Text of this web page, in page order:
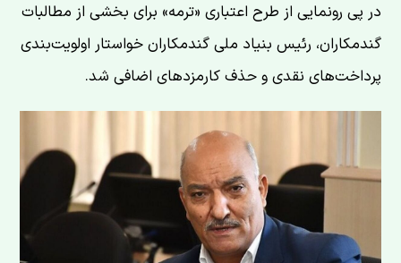
در پی رونمایی از طرح اعتباری «ترمه» برای بخشی از مطالبات
گندمکاران، رئیس بنیاد ملی گندمکاران خواستار اولویت‌بندی
پرداخت‌های نقدی و حذف کارمزدهای اضافی شد.